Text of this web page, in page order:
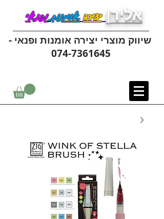
אלירן יצירהאומנותופנאי
שיווק מוצרי יצירה אומנות ופנאי -
074-7361645